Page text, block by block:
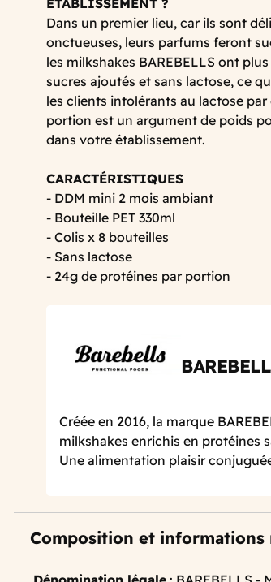
Dans un premier lieu, car ils sont
onctueuses, leurs parfums feront
les milkshakes BAREBELLS ont
sucres ajoutés et sans lactose, ce
les clients intolérants au lactose
portion est un argument de poids
dans votre établissement.
CARACTÉRISTIQUES
- DDM mini 2 mois ambiant
- Bouteille PET 330ml
- Colis x 8 bouteilles
- Sans lactose
- 24g de protéines par portion
Créée en 2016, la marque
milkshakes enrichis en protéines
Une alimentation plaisir
Composition et